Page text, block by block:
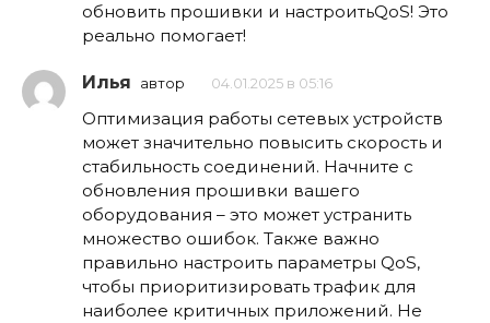
обновить прошивки и настроитьQoS! Это
реально помогает!
Илья автор 04.01.2025 в 05:16
Оптимизация работы сетевых устройств
может значительно повысить скорость и
стабильность соединений. Начните с
обновления прошивки вашего
оборудования – это может устранить
множество ошибок. Также важно
правильно настроить параметры QoS,
чтобы приоритизировать трафик для
наиболее критичных приложений. Не